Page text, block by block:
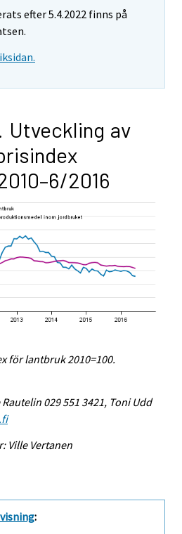
efter 5.4.2022 finns på
Utveckling av
2016
för lantbruk 2010=100.
029 551 3421, Toni Udd
Ville Vertanen
: